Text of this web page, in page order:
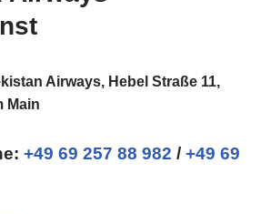
Airways, Hebel Straße 11,
Main
: +49 69 257 88 982 / +49 69